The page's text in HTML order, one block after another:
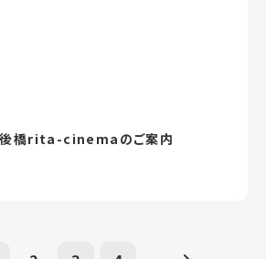
後橋rita-cinemaのご案内